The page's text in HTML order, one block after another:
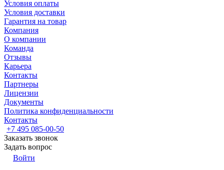
Условия оплаты
Условия доставки
Гарантия на товар
Компания
О компании
Команда
Отзывы
Карьера
Контакты
Партнеры
Лицензии
Документы
Политика конфиденциальности
Контакты
+7 495 085-00-50
Заказать звонок
Задать вопрос
Войти